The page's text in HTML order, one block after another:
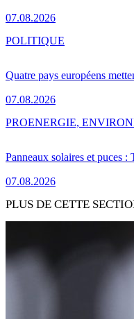
07.08.2026
Quatre pays européens
07.08.2026
POLITIQUE
Panneaux solaires et puces
07.08.2026
PROENERGIE,
PLUS DE CETTE